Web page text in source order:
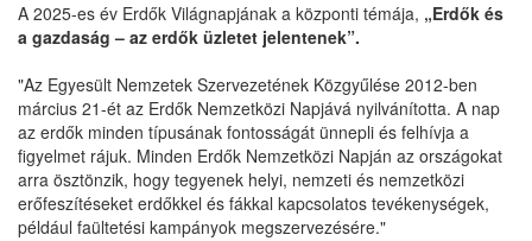
A 2025-es év Erdők Világnapjának a központi témája, „Erdők és
a gazdaság – az erdők üzletet jelentenek”.
"Az Egyesült Nemzetek Szervezetének Közgyűlése 2012-ben
március 21-ét az Erdők Nemzetközi Napjává nyilvánította. A nap
az erdők minden típusának fontosságát ünnepli és felhívja a
figyelmet rájuk. Minden Erdők Nemzetközi Napján az országokat
arra ösztönzik, hogy tegyenek helyi, nemzeti és nemzetközi
erőfeszítéseket erdőkkel és fákkal kapcsolatos tevékenységek,
például faültetési kampányok megszervezésére."